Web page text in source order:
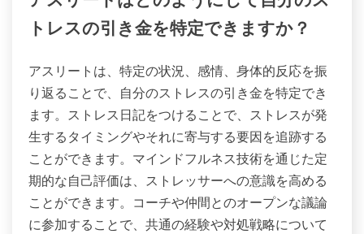
トレスの引き金を特定できますか？
アスリートは、特定の状況、感情、身体的反応を振
り返ることで、自分のストレスの引き金を特定でき
ます。ストレス日記をつけることで、ストレスが発
生するタイミングやそれに寄与する要因を追跡する
ことができます。マインドフルネス技術を通じた定
期的な自己評価は、ストレッサーへの意識を高める
ことができます。コーチや仲間とのオープンな議論
に参加することで、共通の経験や対処戦略について